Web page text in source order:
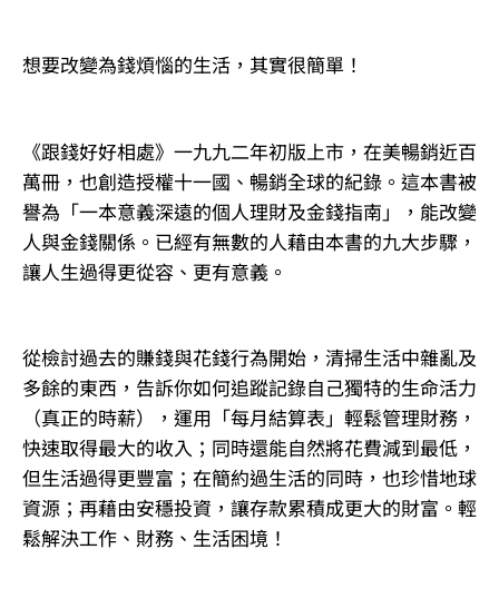
想要改變為錢煩惱的生活，其實很簡單！
《跟錢好好相處》一九九二年初版上市，在美暢銷近百
萬冊，也創造授權十一國、暢銷全球的紀錄。這本書被
譽為「一本意義深遠的個人理財及金錢指南」，能改變
人與金錢關係。已經有無數的人藉由本書的九大步驟，
讓人生過得更從容、更有意義。
從檢討過去的賺錢與花錢行為開始，清掃生活中雜亂及
多餘的東西，告訴你如何追蹤記錄自己獨特的生命活力
（真正的時薪），運用「每月結算表」輕鬆管理財務，
快速取得最大的收入；同時還能自然將花費減到最低，
但生活過得更豐富；在簡約過生活的同時，也珍惜地球
資源；再藉由安穩投資，讓存款累積成更大的財富。輕
鬆解決工作、財務、生活困境！